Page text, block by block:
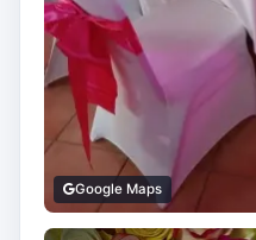
Google Maps